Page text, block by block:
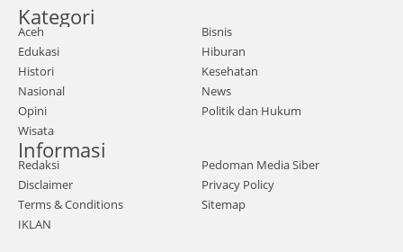
Ace
h |
Pen
guru
s
Wila
yah
Pelaj
ar
Isla
Kategori
Aceh
Bisnis
Edukasi
Hiburan
Histori
Kesehatan
Nasional
News
Opini
Politik dan Hukum
Wisata
Informasi
Redaksi
Pedoman Media Siber
Disclaimer
Privacy Policy
Terms & Conditions
Sitemap
IKLAN